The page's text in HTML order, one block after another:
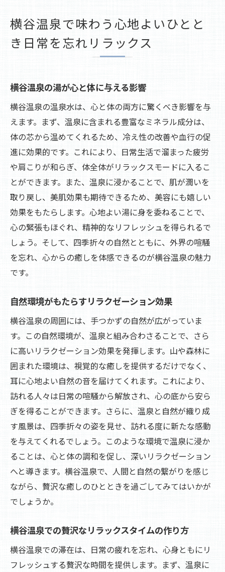
日常を忘れるための横谷温泉の過ごし方
横谷温泉のロケーションが与える静寂
予約前に知るべき横谷温泉の魅力心と体に安ら
予約前に知っておくべき横谷温泉の基本情
報
横谷温泉の独自の魅力とは？
心と体を癒す横谷温泉の秘密
横谷温泉でのホスピタリティ体験
温泉予約前に知っておくべきポイント
横谷温泉で得られるリフレッシュのメカニ
ズム
自然に囲まれた横谷温泉で癒しの時間を過ごす
横谷温泉を囲む自然環境の特徴
四季折々の自然美と横谷温泉
横谷温泉で感じる季節の移り変わり
横谷温泉での自然体験が心に与える影響
横谷温泉の隠れた魅力心からリフレッシュする
旅へ
横谷温泉の歴史とその魅力
横谷温泉での隠れた名所を巡る
横谷温泉が提供するユニークな体験
心をリセットする横谷温泉の効能
横谷温泉での心身のリフレッシュ方法
横谷温泉を訪れる際のおすすめプラン
心を解放する横谷温泉自然と共に過ごす贅沢な
時間
自然と温泉が織り成す贅沢なひととき
自分自身を見つめ直す横谷温泉の魅力
心を解放するための横谷温泉の工夫
横谷温泉で味わう心地よいひとと
き日常を忘れリラックス
横谷温泉の湯が心と体に与える影響
横谷温泉の温泉水は、心と体の両方に驚くべき影響を与
えます。まず、温泉に含まれる豊富なミネラル成分は、
体の芯から温めてくれるため、冷え性の改善や血行の促
進に効果的です。これにより、日常生活で溜まった疲労
や肩こりが和らぎ、体全体がリラックスモードに入るこ
とができます。また、温泉に浸かることで、肌が潤いを
取り戻し、美肌効果も期待できるため、美容にも嬉しい
効果をもたらします。心地よい湯に身を委ねることで、
心の緊張もほぐれ、精神的なリフレッシュを得られるで
しょう。そして、四季折々の自然とともに、外界の喧騒
を忘れ、心からの癒しを体感できるのが横谷温泉の魅力
です。
自然環境がもたらすリラクゼーション効果
横谷温泉の周囲には、手つかずの自然が広がっていま
す。この自然環境が、温泉と組み合わさることで、さら
に高いリラクゼーション効果を発揮します。山や森林に
囲まれた環境は、視覚的な癒しを提供するだけでなく、
耳に心地よい自然の音を届けてくれます。これにより、
訪れる人々は日常の喧騒から解放され、心の底から安ら
ぎを得ることができます。さらに、温泉と自然が織り成
す風景は、四季折々の姿を見せ、訪れる度に新たな感動
を与えてくれるでしょう。このような環境で温泉に浸か
ることは、心と体の調和を促し、深いリラクゼーション
へと導きます。横谷温泉で、人間と自然の繋がりを感じ
ながら、贅沢な癒しのひとときを過ごしてみてはいかが
でしょうか。
横谷温泉での贅沢なリラックスタイムの作り方
横谷温泉での滞在は、日常の疲れを忘れ、心身ともにリ
フレッシュする贅沢な時間を提供します。まず、温泉に